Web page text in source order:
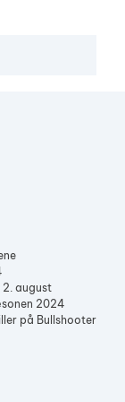
august
2024
på Bullshooter